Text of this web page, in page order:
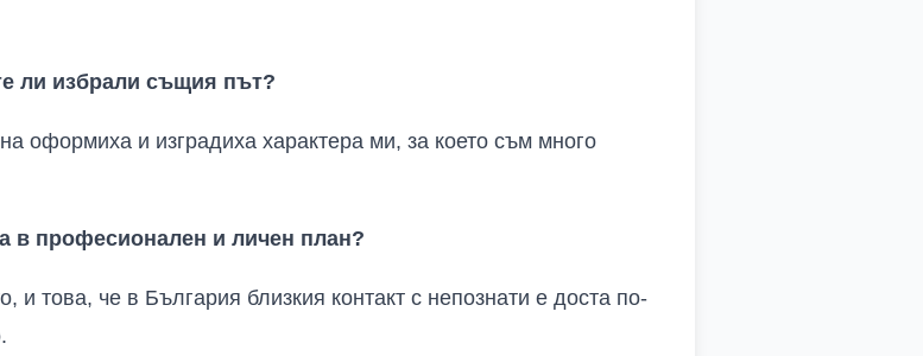
ли избрали същия път?
оформиха и изградиха характера ми, за което съм много
в професионален и личен план?
и това, че в България близкия контакт с непознати е доста по-